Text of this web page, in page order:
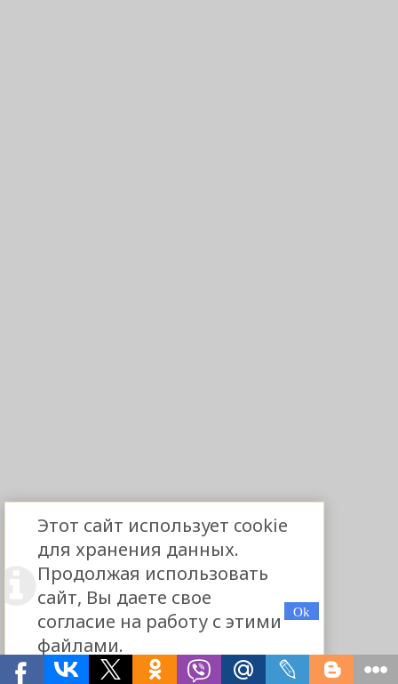
Этот сайт использует cookie
для хранения данных.
Продолжая использовать
сайт, Вы даете свое
согласие на работу с этими
файлами.